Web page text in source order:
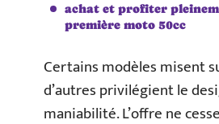
achat et profiter
première moto 50cc
Certains modèles misent
d’autres privilégient le
maniabilité. L’offre ne